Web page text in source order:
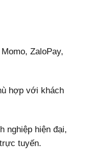
ZaloPay,
hợp với khách
nghiệp hiện đại,
tuyến.